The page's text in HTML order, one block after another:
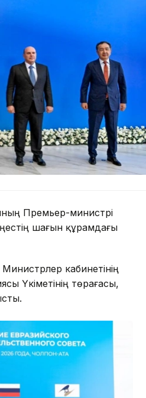
Премьер-министрі
шағын құрамдағы
кабинетінің
Үкіметінің төрағасы,